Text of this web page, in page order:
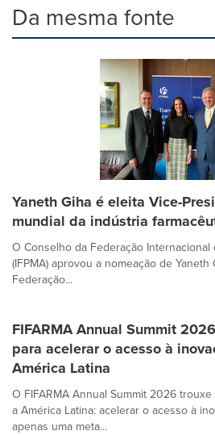
Da mesma fonte
Yaneth Giha é eleita Vice-
mundial da indústria
O Conselho da Federação Internacional
(IFPMA) aprovou a nomeação de
Federação...
FIFARMA Annual Summit
para acelerar o acesso à
América Latina
O FIFARMA Annual Summit 2026
a América Latina: acelerar o acesso à
apenas uma meta...